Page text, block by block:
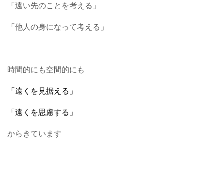
「遠い先のことを考える」
「他人の身になって考える」
時間的にも空間的にも
「遠くを見据える」
「遠くを思慮する」
からきています